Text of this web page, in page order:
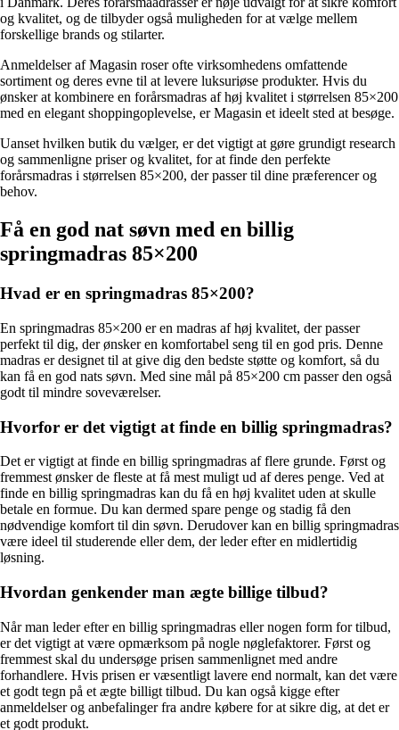
og kvalitet, og de tilbyder også muligheden for at vælge mellem
forskellige brands og stilarter.
Anmeldelser af Magasin roser ofte virksomhedens omfattende
sortiment og deres evne til at levere luksuriøse produkter. Hvis du
ønsker at kombinere en forårsmadras af høj kvalitet i størrelsen 85×200
med en elegant shoppingoplevelse, er Magasin et ideelt sted at besøge.
Uanset hvilken butik du vælger, er det vigtigt at gøre grundigt research
og sammenligne priser og kvalitet, for at finde den perfekte
forårsmadras i størrelsen 85×200, der passer til dine præferencer og
behov.
Få en god nat søvn med en billig
springmadras 85×200
Hvad er en springmadras 85×200?
En springmadras 85×200 er en madras af høj kvalitet, der passer
perfekt til dig, der ønsker en komfortabel seng til en god pris. Denne
madras er designet til at give dig den bedste støtte og komfort, så du
kan få en god nats søvn. Med sine mål på 85×200 cm passer den også
godt til mindre soveværelser.
Hvorfor er det vigtigt at finde en billig springmadras?
Det er vigtigt at finde en billig springmadras af flere grunde. Først og
fremmest ønsker de fleste at få mest muligt ud af deres penge. Ved at
finde en billig springmadras kan du få en høj kvalitet uden at skulle
betale en formue. Du kan dermed spare penge og stadig få den
nødvendige komfort til din søvn. Derudover kan en billig springmadras
være ideel til studerende eller dem, der leder efter en midlertidig
løsning.
Hvordan genkender man ægte billige tilbud?
Når man leder efter en billig springmadras eller nogen form for tilbud,
er det vigtigt at være opmærksom på nogle nøglefaktorer. Først og
fremmest skal du undersøge prisen sammenlignet med andre
forhandlere. Hvis prisen er væsentligt lavere end normalt, kan det være
et godt tegn på et ægte billigt tilbud. Du kan også kigge efter
anmeldelser og anbefalinger fra andre købere for at sikre dig, at det er
et godt produkt.